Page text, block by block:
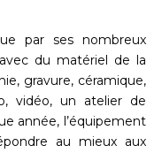
par ses nombreux
du matériel de la
gravure, céramique,
vidéo, un atelier de
année, l’équipement
au mieux aux